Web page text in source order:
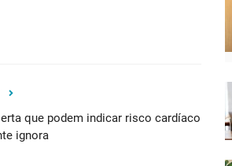
que podem indicar risco cardíaco
ignora